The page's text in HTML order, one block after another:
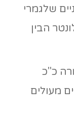
שלגמרי
הבין
כ"כ
מעולים